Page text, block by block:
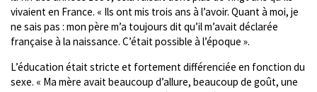
vivaient en France. « Ils ont mis trois ans à l’avoir. Quant à moi, je
ne sais pas : mon père m’a toujours dit qu’il m’avait déclarée
française à la naissance. C’était possible à l’époque ».
L’éducation était stricte et fortement différenciée en fonction du
sexe. « Ma mère avait beaucoup d’allure, beaucoup de goût, une